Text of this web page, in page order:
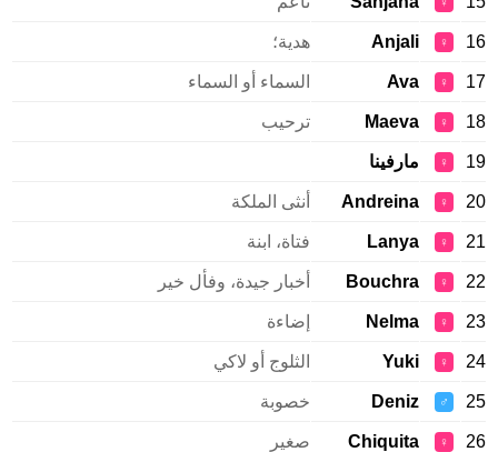
16
♀
Anjali هدية؛
17
♀
Ava السماء أو السماء
18
♀
Maeva ترحيب
19
♀ مارفينا
20
♀
Andreina أنثى الملكة
21
♀
Lanya فتاة، ابنة
22
♀
Bouchra أخبار جيدة، وفأل خير
23
♀
Nelma إضاءة
24
♀
Yuki الثلوج أو لاكي
25
♂
Deniz خصوبة
26
♀
Chiquita صغير